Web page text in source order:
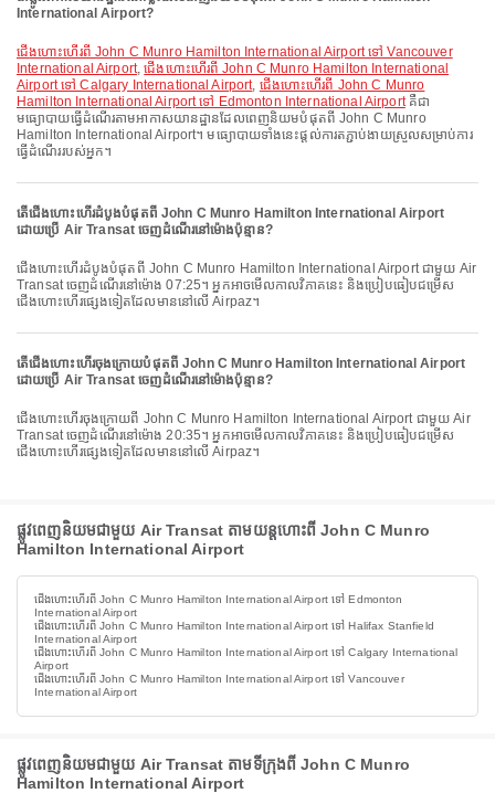
International Airport?
ជើងហោះហើរពី John C Munro Hamilton International Airport ទៅ Vancouver
International Airport,ជើងហោះហើរពី John C Munro Hamilton International
Airport ទៅ Calgary International Airport, ជើងហោះហើរពី John C Munro
Hamilton International Airport ទៅ Edmonton International Airportគឺជា
មធ្យោបាយធ្វើដំណើរតាមអាកាសយានដ្ឋានដែលពេញនិយមបំផុតពី John C Munro
Hamilton International Airport។ មធ្យោបាយទាំងនេះផ្តល់ការតភ្ជាប់ងាយស្រួលសម្រាប់ការ
ធ្វើដំណើររបស់អ្នក។
តើជើងហោះហើរដំបូងបំផុតពី John C Munro Hamilton International Airport
ដោយប្រើ Air Transat ចេញដំណើរនៅម៉ោងប៉ុន្មាន?
ជើងហោះហើរដំបូងបំផុតពី John C Munro Hamilton International Airport ជាមួយ Air
Transat ចេញដំណើរនៅម៉ោង 07:25។ អ្នកអាចមើលកាលវិភាគនេះ និងប្រៀបធៀបជម្រើស
ជើងហោះហើរផ្សេងទៀតដែលមាននៅលើ Airpaz។
តើជើងហោះហើរចុងក្រោយបំផុតពី John C Munro Hamilton International Airport
ដោយប្រើ Air Transat ចេញដំណើរនៅម៉ោងប៉ុន្មាន?
ជើងហោះហើរចុងក្រោយពី John C Munro Hamilton International Airport ជាមួយ Air
Transat ចេញដំណើរនៅម៉ោង 20:35។ អ្នកអាចមើលកាលវិភាគនេះ និងប្រៀបធៀបជម្រើស
ជើងហោះហើរផ្សេងទៀតដែលមាននៅលើ Airpaz។
ផ្លូវពេញនិយមជាមួយ Air Transat តាមយន្តហោះពី John C Munro
Hamilton International Airport
ជើងហោះហើរពី John C Munro Hamilton International Airport ទៅ Edmonton
International Airport
ជើងហោះហើរពី John C Munro Hamilton International Airport ទៅ Halifax Stanfield
International Airport
ជើងហោះហើរពី John C Munro Hamilton International Airport ទៅ Calgary International
Airport
ជើងហោះហើរពី John C Munro Hamilton International Airport ទៅ Vancouver
International Airport
ផ្លូវពេញនិយមជាមួយ Air Transat តាមទីក្រុងពី John C Munro
Hamilton International Airport